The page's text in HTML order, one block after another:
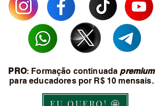
PRO: Formação continuada premium
para educadores por R$ 10 mensais.
EU QUERO! 🤩